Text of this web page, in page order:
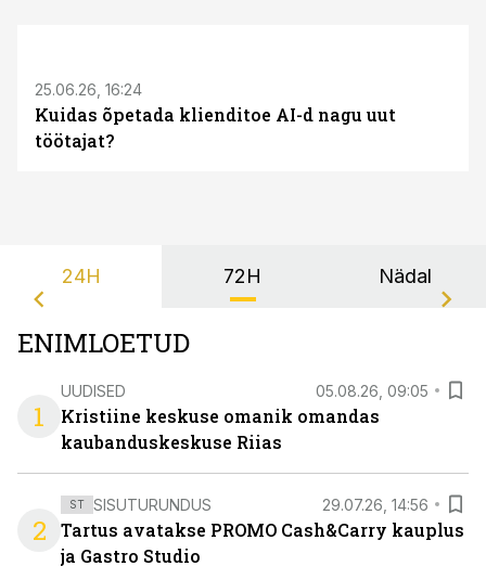
25.06.26, 16:24
Kuidas õpetada klienditoe AI-d nagu uut
töötajat?
24H 72H Nädal
ENIMLOETUD
1
UUDISED 05.08.26, 09:05
Kristiine keskuse omanik omandas
kaubanduskeskuse Riias
2
ST SISUTURUNDUS 29.07.26, 14:56
Tartus avatakse PROMO Cash&Carry kauplus
ja Gastro Studio